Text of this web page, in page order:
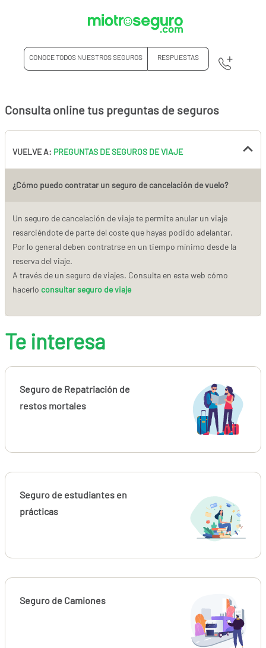
CONOCE TODOS NUESTROS SEGUROS RESPUESTAS
Consulta online tus preguntas de seguros
VUELVE A: PREGUNTAS DE SEGUROS DE VIAJE
¿Cómo puedo contratar un seguro de cancelación de vuelo?
Un seguro de cancelación de viaje te permite anular un viaje
resarciéndote de parte del coste que hayas podido adelantar.
Por lo general deben contratrse en un tiempo mínimo desde la
reserva del viaje.
A través de un seguro de viajes. Consulta en esta web cómo
hacerlo consultar seguro de viaje
Te interesa
Seguro de Repatriación de
restos mortales
Seguro de estudiantes en
prácticas
Seguro de Camiones